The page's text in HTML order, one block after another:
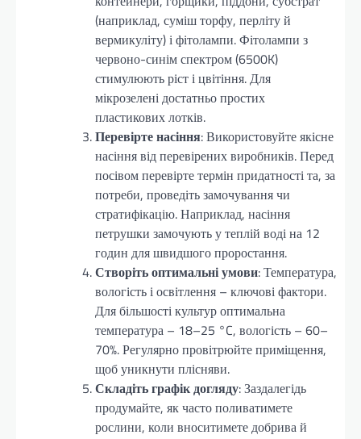
(наприклад, суміш торфу, перліту й
вермикуліту) і фітолампи. Фітолампи з
червоно-синім спектром (6500K)
стимулюють ріст і цвітіння. Для
мікрозелені достатньо простих
пластикових лотків.
Перевірте насіння: Використовуйте якісне
насіння від перевірених виробників. Перед
посівом перевірте термін придатності та, за
потреби, проведіть замочування чи
стратифікацію. Наприклад, насіння
петрушки замочують у теплій воді на 12
годин для швидшого проростання.
Створіть оптимальні умови: Температура,
вологість і освітлення – ключові фактори.
Для більшості культур оптимальна
температура – 18–25 °C, вологість – 60–
70%. Регулярно провітрюйте приміщення,
щоб уникнути плісняви.
Складіть графік догляду: Заздалегідь
продумайте, як часто поливатимете
рослини, коли вноситимете добрива й